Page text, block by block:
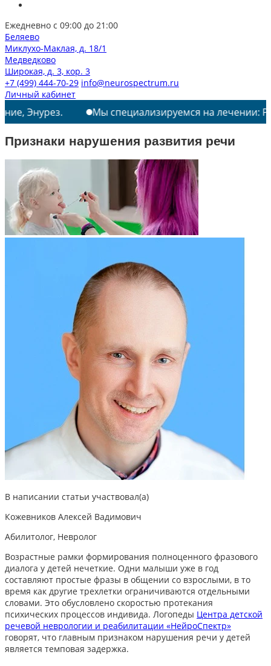
Ежедневно с 09:00 до 21:00
Беляево
Миклухо-Маклая, д. 18/1
Медведково
Широкая, д. 3, кор. 3
+7 (499) 444-70-29 info@neurospectrum.ru
Личный кабинет
Мы специализируемся на лечении: РАС,
Признаки нарушения развития речи
В написании статьи участвовал(а)
Кожевников Алексей Вадимович
Абилитолог, Невролог
Возрастные рамки формирования полноценного фразового
диалога у детей нечеткие. Одни малыши уже в год
составляют простые фразы в общении со взрослыми, в то
время как другие трехлетки ограничиваются отдельными
словами. Это обусловлено скоростью протекания
психических процессов индивида. Логопеды Центра детской
речевой неврологии и реабилитации «НейроСпектр»
говорят, что главным признаком нарушения речи у детей
является темповая задержка.